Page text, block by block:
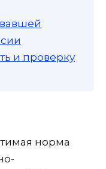
и проверку
норма